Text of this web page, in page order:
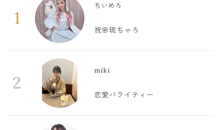
1
ちいめろ
祝🌸琉ちゃろ
2
miki
恋愛バライティー